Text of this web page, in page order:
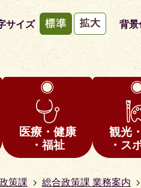
サイズ 背景
医療・健康
・福祉
観光
・ス
策課 総合政策課 業務案内